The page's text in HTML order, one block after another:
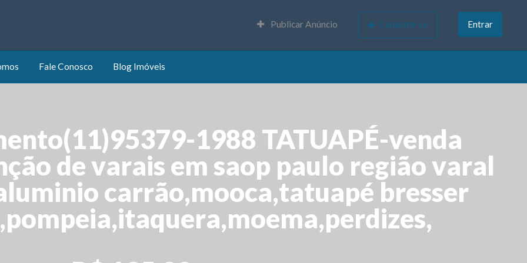
Publicar Anúncio Cadastre-se Entrar
Fale Conosco Blog Imóveis
1988 TATUAPÉ-venda
de varais em saop paulo região varal
carrão,mooca,tatuapé bresser